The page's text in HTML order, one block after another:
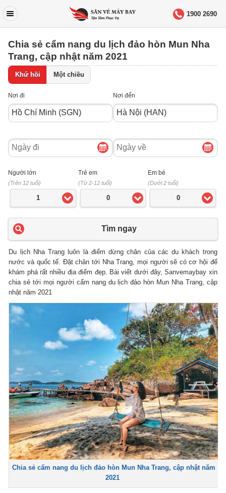
1900 2690
Chia sẻ cẩm nang du lịch đảo hòn Mun Nha
Trang, cập nhật năm 2021
Khứ hồi Một chiều
Nơi đi Nơi đến
Ngày
đi
Ngày
về
Người lớn
(Trên 12 tuổi)
1
Trẻ em
(Từ 2-12 tuổi)
0
Em bé
(Dưới 2 tuổi)
0
Tìm ngay
Du lịch Nha Trang luôn là điểm dừng chân của các du khách trong
nước và quốc tế. Đặt chân tới Nha Trang, mọi người sẽ có cơ hội để
khám phá rất nhiều địa điểm đẹp. Bài viết dưới đây, Sanvemaybay xin
chia sẻ tới mọi người cẩm nang du lịch đảo hòn Mun Nha Trang, cập
nhật năm 2021
Chia sẻ cẩm nang du lịch đảo hòn Mun Nha Trang, cập nhật năm
2021